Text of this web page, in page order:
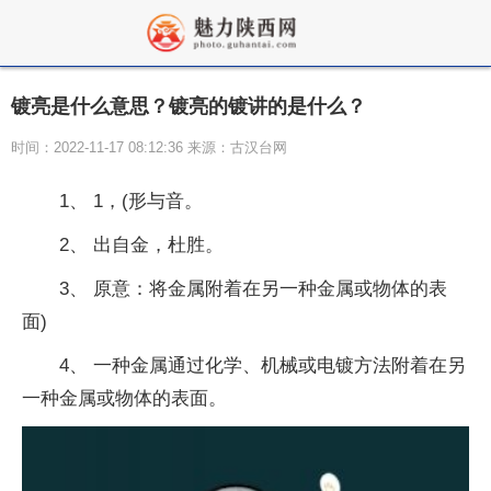
镀亮是什么意思？镀亮的镀讲的是什么？
时间：2022-11-17 08:12:36 来源：古汉台网
1、 1，(形与音。
2、 出自金，杜胜。
3、 原意：将金属附着在另一种金属或物体的表
面)
4、 一种金属通过化学、机械或电镀方法附着在另
一种金属或物体的表面。